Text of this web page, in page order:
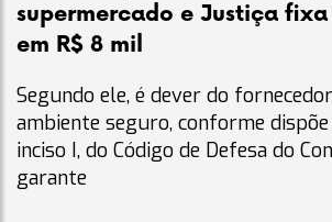
supermercado e Justiça
em R$ 8 mil
Segundo ele, é dever do
ambiente seguro, conforme
inciso I, do Código de Defesa do
garante